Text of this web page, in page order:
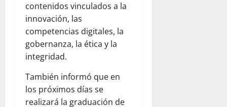
contenidos vinculados a la
innovación, las
competencias digitales, la
gobernanza, la ética y la
integridad.
También informó que en
los próximos días se
realizará la graduación de